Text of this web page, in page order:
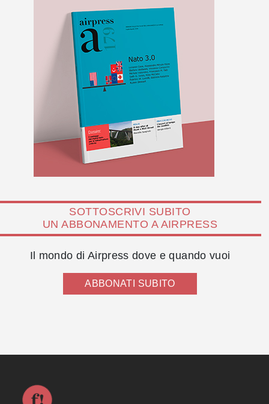
SOTTOSCRIVI SUBITO
UN ABBONAMENTO A AIRPRESS
Il mondo di Airpress dove e quando vuoi
ABBONATI SUBITO